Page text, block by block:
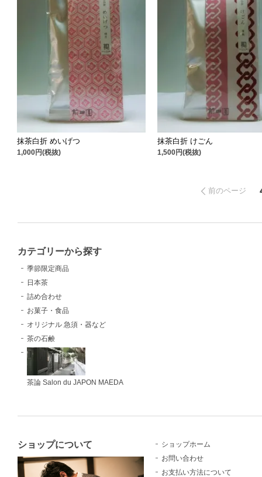
抹茶白折 めいげつ
1,000円(税抜)
抹茶白折 けごん
1,500円(税抜)
前のページ
カテゴリーから探す
季節限定商品
日本茶
詰め合わせ
お菓子・食品
オリジナル 急須・器など
茶の石鹸
茶論 Salon du JAPON MAEDA
ショップについて
ショップホーム
お問い合わせ
お支払い方法について